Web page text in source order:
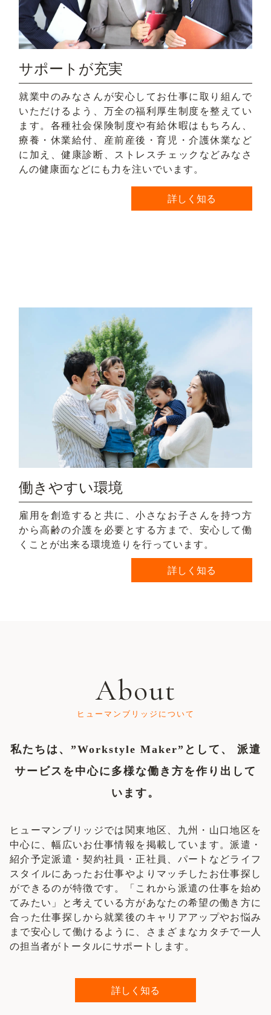
サポートが充実
就業中のみなさんが安心してお仕事に取り組んで
いただけるよう、万全の福利厚生制度を整えてい
ます。各種社会保険制度や有給休暇はもちろん、
療養・休業給付、産前産後・育児・介護休業など
に加え、健康診断、ストレスチェックなどみなさ
んの健康面などにも力を注いでいます。
詳しく知る
働きやすい環境
雇用を創造すると共に、小さなお子さんを持つ方
から高齢の介護を必要とする方まで、安心して働
くことが出来る環境造りを行っています。
詳しく知る
About
ヒューマンブリッジについて
私たちは、”Workstyle Maker”として、 派遣
サービスを中心に多様な働き方を作り出して
います。
ヒューマンブリッジでは関東地区、九州・山口地区を
中心に、幅広いお仕事情報を掲載しています。派遣・
紹介予定派遣・契約社員・正社員、パートなどライフ
スタイルにあったお仕事やよりマッチしたお仕事探し
ができるのが特徴です。「これから派遣の仕事を始め
てみたい」と考えている方があなたの希望の働き方に
合った仕事探しから就業後のキャリアアップやお悩み
まで安心して働けるように、さまざまなカタチで一人
の担当者がトータルにサポートします。
詳しく知る